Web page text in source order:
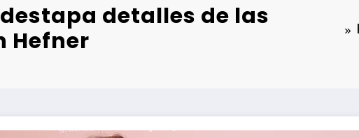
detalles de las
Hefner